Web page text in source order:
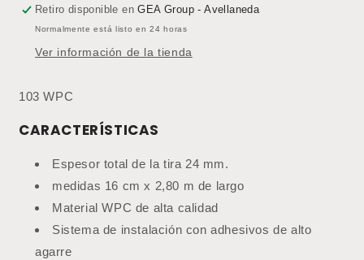
por
tira)
por
tira)
Retiro disponible enGEA Group - Avellaneda
Normalmente está listo en 24 horas
Ver información de la tienda
103 WPC
CARACTERÍSTICAS
Espesor total de la tira 24 mm.
medidas 16 cm x 2,80 m de largo
Material WPC de alta calidad
Sistema de instalación con adhesivos de alto
agarre